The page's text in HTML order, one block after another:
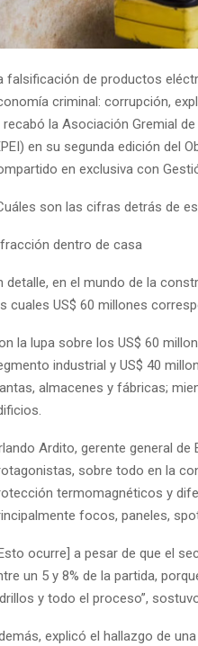
falsificación de productos
criminal: corrupción,
recabó la Asociación Gremial
en su segunda edición del
en exclusiva con
son las cifras detrás de
dentro de casa
detalle, en el mundo de la
cuales US$ 60 millones
la lupa sobre los US$ 60
industrial y US$ 40
almacenes y fábricas;
Ardito, gerente general
sobre todo en la
termomagnéticos y
focos, paneles,
ocurre] a pesar de que el
un 5 y 8% de la partida,
y todo el proceso”,
explicó el hallazgo de